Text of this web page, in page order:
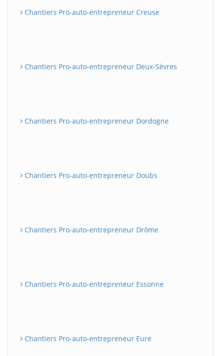
Chantiers Pro-auto-entrepreneur Creuse
Chantiers Pro-auto-entrepreneur Deux-Sèvres
Chantiers Pro-auto-entrepreneur Dordogne
Chantiers Pro-auto-entrepreneur Doubs
Chantiers Pro-auto-entrepreneur Drôme
Chantiers Pro-auto-entrepreneur Essonne
Chantiers Pro-auto-entrepreneur Eure